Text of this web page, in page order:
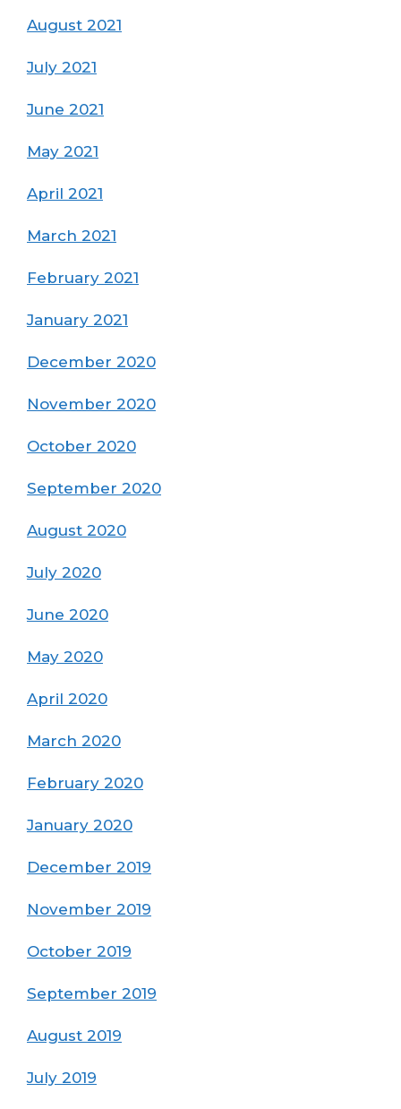
August 2021
July 2021
June 2021
May 2021
April 2021
March 2021
February 2021
January 2021
December 2020
November 2020
October 2020
September 2020
August 2020
July 2020
June 2020
May 2020
April 2020
March 2020
February 2020
January 2020
December 2019
November 2019
October 2019
September 2019
August 2019
July 2019